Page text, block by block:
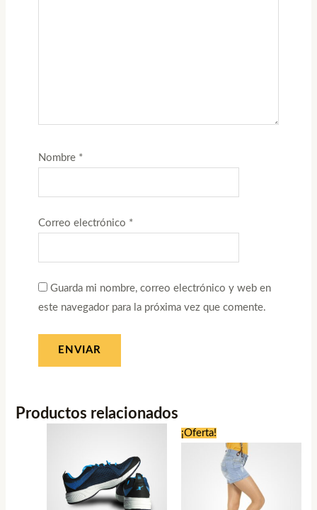
Nombre *
Correo electrónico *
Guarda mi nombre, correo electrónico y web en
este navegador para la próxima vez que comente.
Productos relacionados
¡Oferta!
precio
original
era:
$150.00.